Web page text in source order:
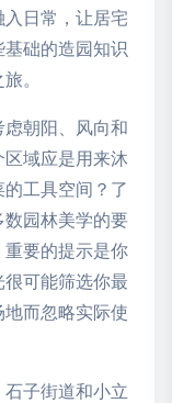
日常，让居宅
础的造园知识
。
朝阳、风向和
域应是用来沐
工具空间？了
园林美学的要
要的提示是你
可能筛选你最
而忽略实际使
子街道和小立